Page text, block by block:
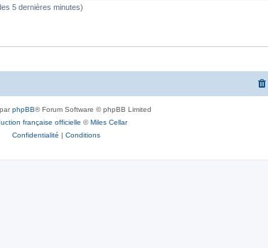
5 dernières minutes)
phpBB® Forum Software © phpBB Limited
française officielle ©Miles Cellar
Confidentialité | Conditions